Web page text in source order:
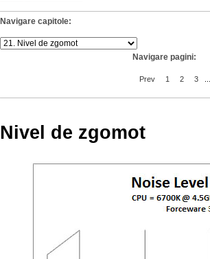
Navigare capitole:
Navigare pagini:
Prev 1 2 3
Nivel de zgomot